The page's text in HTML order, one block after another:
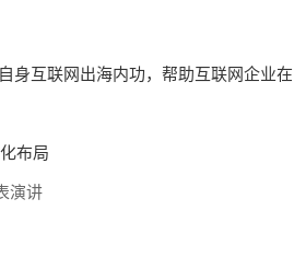
身互联网出海内功，帮助互联网企业在
演讲